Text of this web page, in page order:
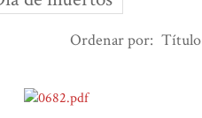
Ordenar por: Título